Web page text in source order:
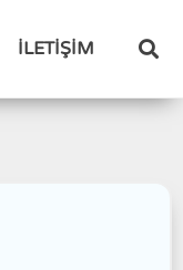
İLETİŞİM